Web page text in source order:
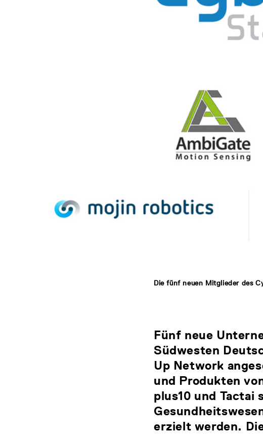
Die fünf neuen Mitglieder des
Fünf neue
Südwesten
Up Network
und Produkten
plus10 und Tactai
erzielt werden.